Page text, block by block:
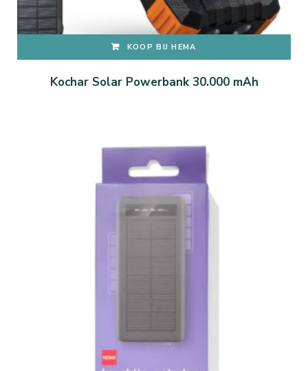
KOOP BIJ HEMA
Kochar Solar Powerbank 30.000 mAh